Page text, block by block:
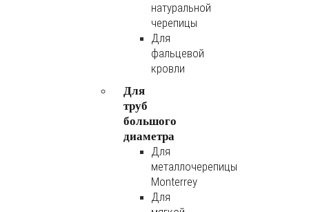
натуральной
черепицы
Для
фальцевой
кровли
Для
труб
большого
диаметра
Для
металлочерепицы
Monterrey
Для